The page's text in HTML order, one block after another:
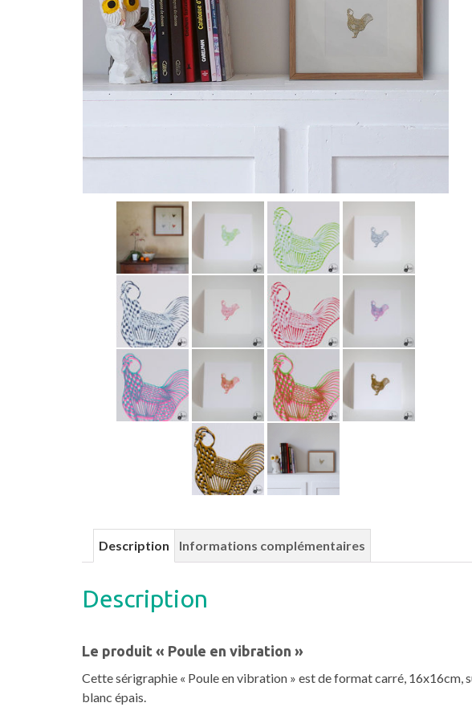
Description Informations complémentaires
Description
Le produit « Poule en vibration »
Cette sérigraphie « Poule en vibration » est de format carré, 16x16cm,
blanc épais.